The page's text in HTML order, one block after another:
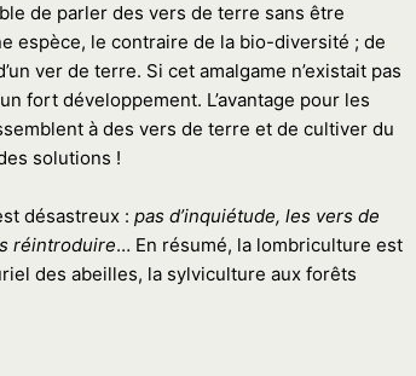
de parler des vers de terre sans être
espèce, le contraire de la bio-diversité ; de
ver de terre. Si cet amalgame n’existait pas
fort développement. L’avantage pour les
à des vers de terre et de cultiver du
solutions !
désastreux : pas d’inquiétude, les vers de
réintroduire… En résumé, la lombriculture est
des abeilles, la sylviculture aux forêts